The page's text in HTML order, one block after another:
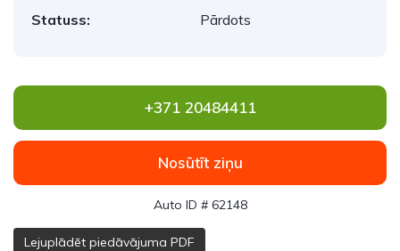
Statuss:
Pārdots
+371 20484411
Nosūtīt ziņu
Auto ID # 62148
Lejuplādēt piedāvājuma PDF